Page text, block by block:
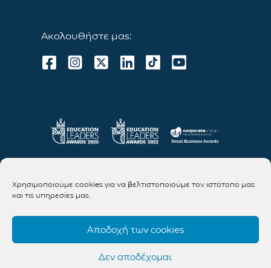
Χρησιμοποιούμε cookies για να βελτιστοποιούμε τον ιστότοπό μας
και τις υπηρεσίες μας.
Αποδοχή των cookies
Δεν αποδέχομαι
Ακολουθήστε μας: